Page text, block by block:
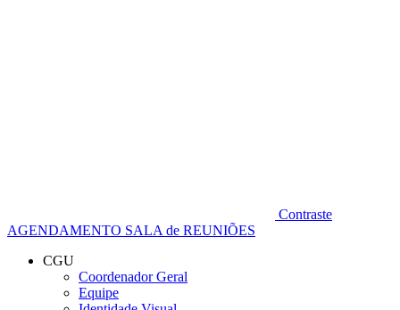
Contraste
AGENDAMENTO SALA de REUNIÕES
CGU
Coordenador Geral
Equipe